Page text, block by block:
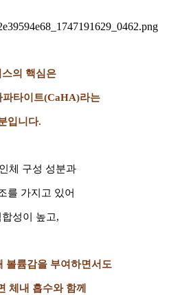
의 핵심은
파타이트(CaHA)라는
입니다.
체 구성 성분과
를 가지고 있어
성이 높고,
볼륨감을 부여하면서도
체내 흡수와 함께